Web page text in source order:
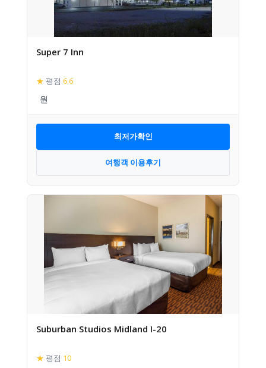
Super 7 Inn
★ 평점 6.6
최저가확인
여행객 이용후기
Suburban Studios Midland I-20
★ 평점 10